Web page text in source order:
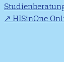
HISinOne